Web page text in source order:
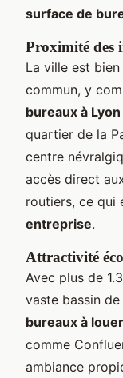
surface de
Proximité des
La ville est
commun, y
bureaux à Lyon
quartier de la
centre
accès direct
routiers, ce qui
entreprise.
Attractivité
Avec plus de
vaste bassin
bureaux à louer
comme
ambiance